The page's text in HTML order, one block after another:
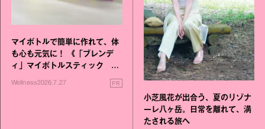
マイボトルで簡単に作れて、体
も心も元気に！ 《「ブレンデ
ィ」マイボトルスティック い
いこと毎日》シリーズが誕生
Wellness2026.7.27 PR
小芝風花が出合う、夏のリゾナ
ーレ八ヶ岳。日常を離れて、満
たされる旅へ